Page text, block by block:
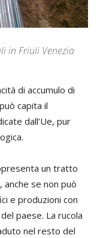
in Friuli Venezia
di accumulo di
capita il
dall’Ue, pur
un tratto
se non può
e produzioni con
paese. La rucola
nel resto del